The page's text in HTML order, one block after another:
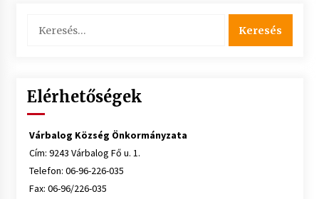
Elérhetőségek
Várbalog Község Önkormányzata
Cím: 9243 Várbalog Fő u. 1.
Telefon: 06-96-226-035
Fax: 06-96/226-035